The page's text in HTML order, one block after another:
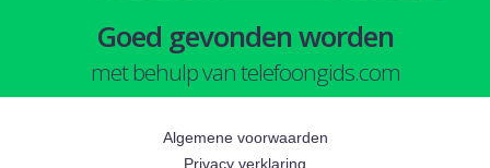
Goed gevonden worden
met behulp van telefoongids.com
Algemene voorwaarden
Privacy verklaring